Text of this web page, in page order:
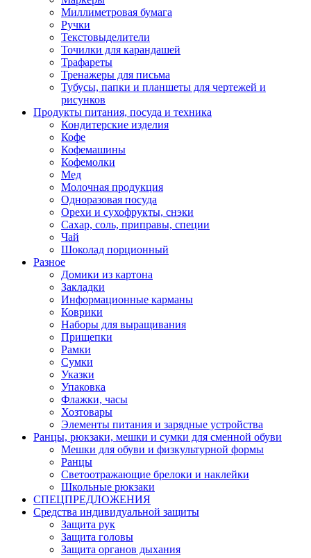
Миллиметровая бумага
Ручки
Текстовыделители
Точилки для карандашей
Трафареты
Тренажеры для письма
Тубусы, папки и планшеты для чертежей и
рисунков
Продукты питания, посуда и техника
Кондитерские изделия
Кофе
Кофемашины
Кофемолки
Мед
Молочная продукция
Одноразовая посуда
Орехи и сухофрукты, снэки
Сахар, соль, приправы, специи
Чай
Шоколад порционный
Разное
Домики из картона
Закладки
Информационные карманы
Коврики
Наборы для выращивания
Прищепки
Рамки
Сумки
Указки
Упаковка
Флажки, часы
Хозтовары
Элементы питания и зарядные устройства
Ранцы, рюкзаки, мешки и сумки для сменной обуви
Мешки для обуви и физкультурной формы
Ранцы
Светоотражающие брелоки и наклейки
Школьные рюкзаки
СПЕЦПРЕДЛОЖЕНИЯ
Средства индивидуальной защиты
Защита рук
Защита головы
Защита органов дыхания